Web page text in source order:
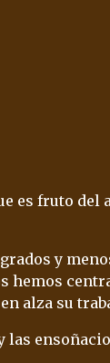
es fruto del
y
hemos
alza su
las